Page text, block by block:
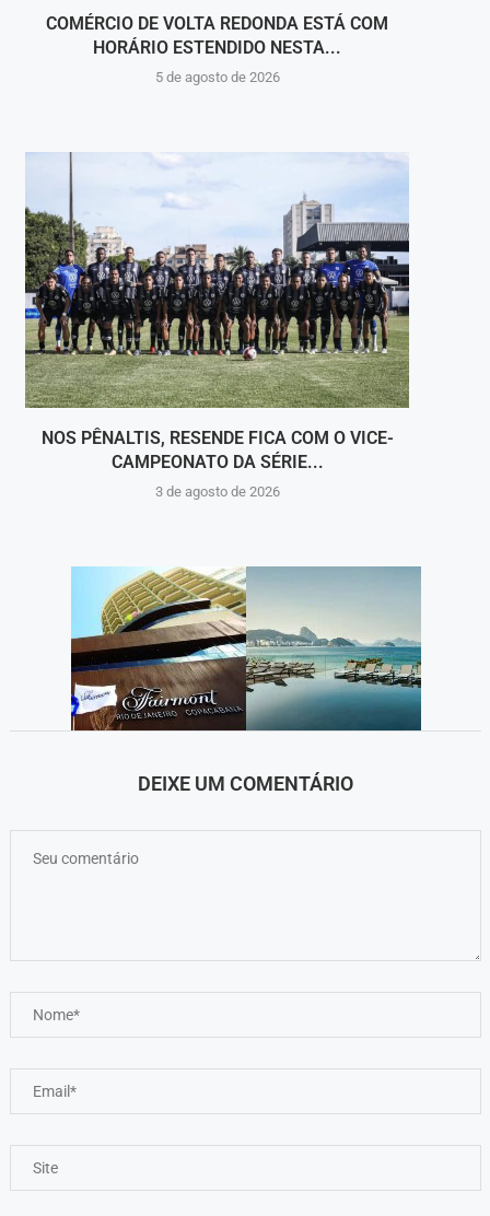
COMÉRCIO DE VOLTA REDONDA ESTÁ COM
HORÁRIO ESTENDIDO NESTA...
5 de agosto de 2026
NOS PÊNALTIS, RESENDE FICA COM O VICE-
CAMPEONATO DA SÉRIE...
3 de agosto de 2026
DEIXE UM COMENTÁRIO